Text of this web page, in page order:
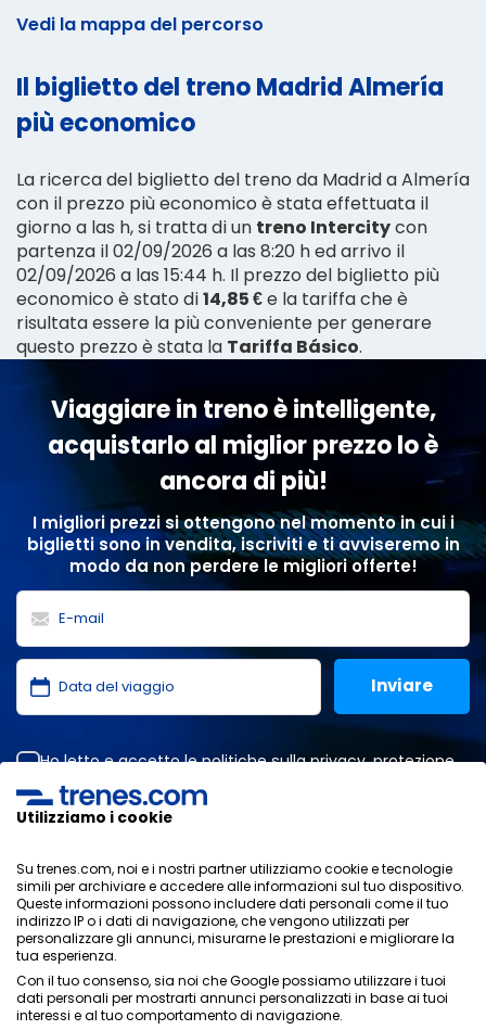
Vedi la mappa del percorso
Il biglietto del treno Madrid Almería
più economico
La ricerca del biglietto del treno da Madrid a Almería
con il prezzo più economico è stata effettuata il
giorno a las h, si tratta di un treno Intercitycon
partenza il 02/09/2026 a las 8:20 h ed arrivo il
02/09/2026 a las 15:44 h. Il prezzo del biglietto più
economico è stato di14,85 €e la tariffa che è
risultata essere la più conveniente per generare
questo prezzo è stata la Tariffa Básico.
Viaggiare in treno è intelligente,
acquistarlo al miglior prezzo lo è
ancora di più!
I migliori prezzi si ottengono nel momento in cui i
biglietti sono in vendita, iscriviti e ti avviseremo in
modo da non perdere le migliori offerte!
Ho letto e accetto lepolitiche sulla privacy,protezione
Informativa sulla privacy
Condizioni generali
Politica sui cookies
Politica di sicurezza
Contatti
Utilizziamo i cookie
Su trenes.com, noi e i nostri partner utilizziamo cookie e tecnologie
simili per archiviare e accedere alle informazioni sul tuo dispositivo.
Queste informazioni possono includere dati personali come il tuo
indirizzo IP o i dati di navigazione, che vengono utilizzati per
personalizzare gli annunci, misurarne le prestazioni e migliorare la
tua esperienza.
Con il tuo consenso, sia noi che Google possiamo utilizzare i tuoi
dati personali per mostrarti annunci personalizzati in base ai tuoi
interessi e al tuo comportamento di navigazione.